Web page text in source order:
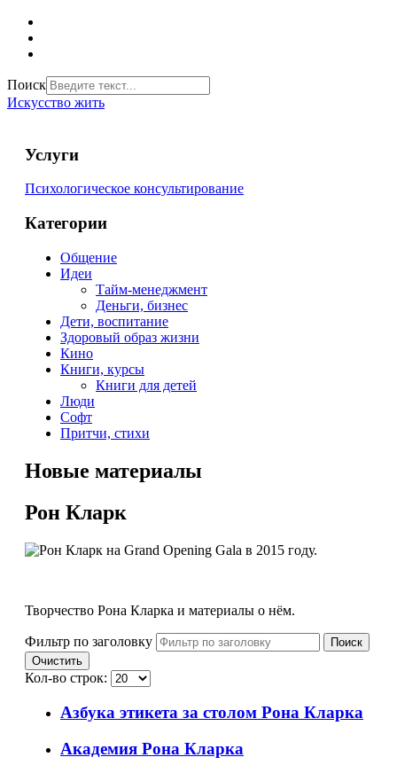
Поиск
Искусство жить
Услуги
Психологическое консультирование
Категории
Общение
Идеи
Тайм-менеджмент
Деньги, бизнес
Дети, воспитание
Здоровый образ жизни
Кино
Книги, курсы
Книги для детей
Люди
Софт
Притчи, стихи
Новые материалы
Рон Кларк
Творчество Рона Кларка и материалы о нём.
Фильтр по заголовку
Поиск
Очистить
Кол-во строк:
Азбука этикета за столом Рона Кларка
Академия Рона Кларка